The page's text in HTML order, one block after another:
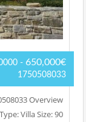
650,000€
1750508033
Overview
Villa Size: 90